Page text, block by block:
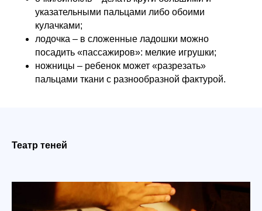
указательными пальцами либо обоими
кулачками;
лодочка – в сложенные ладошки можно
посадить «пассажиров»: мелкие игрушки;
ножницы – ребенок может «разрезать»
пальцами ткани с разнообразной фактурой.
Театр теней
Курсы для
дошкольников
Занятия в игровой форме, гибкий график
занятий и удобная онлайн-платформа.
детей
Все уроки проходят
платформе.
от 1 376 ₽/занятие